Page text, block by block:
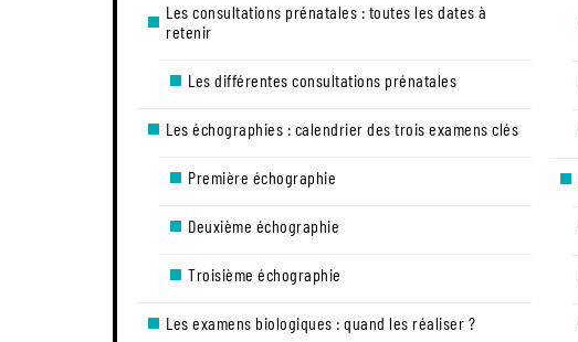
Les consultations prénatales : toutes les dates à
retenir
Les différentes consultations prénatales
Les échographies : calendrier des trois examens clés
Première échographie
Deuxième échographie
Troisième échographie
Les examens biologiques : quand les réaliser ?